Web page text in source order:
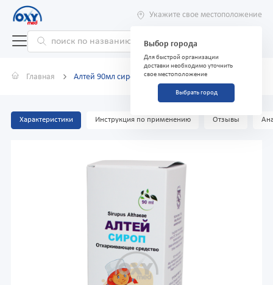
Укажите свое местоположение
Выбор города
Для быстрой организации
доставки необходимо уточнить
свое местоположение
Выбрать город
Главная Алтей 90мл сироп
Характеристики Инструкция по применению Отзывы